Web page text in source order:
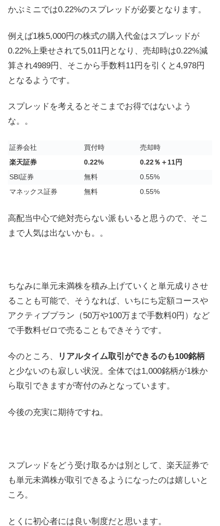
かぶミニでは0.22%のスプレッドが必要となります。
例えば1株5,000円の株式の購入代金はスプレッドが
0.22%上乗せされて5,011円となり、売却時は0.22%減
算され4989円、そこから手数料11円を引くと4,978円
となるようです。
スプレッドを考えるとそこまでお得ではないよう
な。。
証券会社 買付時
売却時
楽天証券
0.22%
0.22％＋11円
SBI証券
無料
0.55%
マネックス証券
無料 0.55%
高配当中心で絶対売らない派もいると思うので、そこ
まで人気は出ないかも。。
ちなみに単元未満株を積み上げていくと単元成りさせ
ることも可能で、そうなれば、いちにち定額コースや
アクティブプラン（50万や100万まで手数料0円）など
で手数料ゼロで売ることもできそうです。
今のところ、
リアルタイム取引ができるのも100銘柄
と少ないのも寂しい状況。全体では1,000銘柄が1株か
ら取引できますが寄付のみとなっています。
今後の充実に期待ですね。
スプレッドをどう受け取るかは別として、楽天証券で
も単元未満株が取引できるようになったのは嬉しいと
ころ。
とくに初心者には良い制度だと思います。